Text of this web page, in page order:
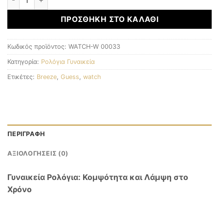
ΠΡΟΣΘΉΚΗ ΣΤΟ ΚΑΛΆΘΙ
Κωδικός προϊόντος: WATCH-W 00033
Κατηγορία: Ρολόγια Γυναικεία
Ετικέτες: Breeze Guess watch
ΠΕΡΙΓΡΑΦΉ
ΑΞΙΟΛΟΓΉΣΕΙΣ (0)
Γυναικεία Ρολόγια: Κομψότητα και Λάμψη στο
Χρόνο